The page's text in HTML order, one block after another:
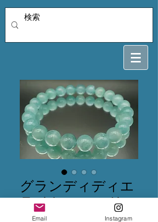
グランディディエ
ライト 8.3ミリ
16.5センチ
Email Instagram